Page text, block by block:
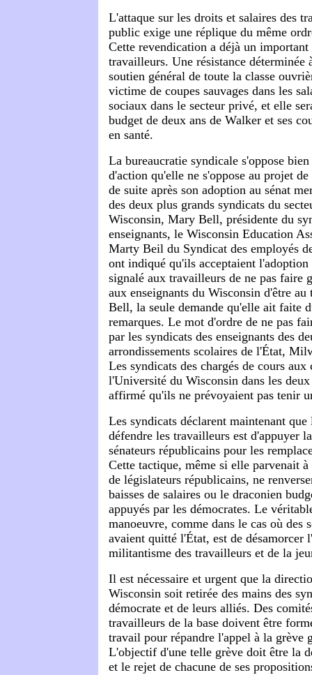
L'attaque sur les droits et salaires des
public exige une réplique du même
Cette revendication a déjà un important
travailleurs. Une résistance déterminée
soutien général de toute la classe
victime de coupes sauvages dans les
sociaux dans le secteur privé, et elle
budget de deux ans de Walker et ses
en santé.
La bureaucratie syndicale s'oppose
d'action qu'elle ne s'oppose au projet
de suite après son adoption au sénat
des deux plus grands syndicats du
Wisconsin, Mary Bell, présidente du
enseignants, le Wisconsin Education
Marty Beil du Syndicat des employés
ont indiqué qu'ils acceptaient
signalé aux travailleurs de ne pas faire
aux enseignants du Wisconsin d'être
Bell, la seule demande qu'elle ait faite
remarques. Le mot d'ordre de ne pas
par les syndicats des enseignants des
arrondissements scolaires de l'État,
Les syndicats des chargés de cours aux
l'Université du Wisconsin dans les
affirmé qu'ils ne prévoyaient pas tenir
Les syndicats déclarent maintenant
défendre les travailleurs est d'appuyer
sénateurs républicains pour les
Cette tactique, même si elle parvenait
de législateurs républicains, ne
baisses de salaires ou le draconien
appuyés par les démocrates. Le
manoeuvre, comme dans le cas où des
avaient quitté l'État, est de désamorcer
militantisme des travailleurs et de la
Il est nécessaire et urgent que la
Wisconsin soit retirée des mains des
démocrate et de leurs alliés. Des
travailleurs de la base doivent être
travail pour répandre l'appel à la grève
L'objectif d'une telle grève doit être la
et le rejet de chacune de ses